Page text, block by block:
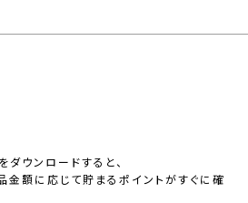
ウンロードすると、
金額に応じて貯まるポイントがすぐに確